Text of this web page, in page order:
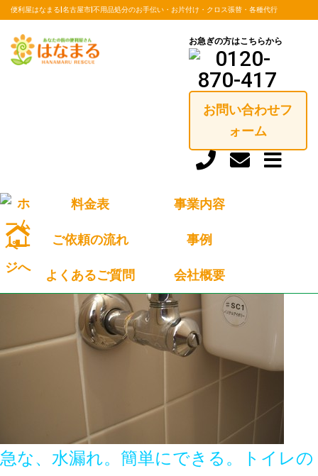
便利屋はなまる|名古屋市|不用品処分のお手伝い・お片付け・クロス張替・各種代行
お急ぎの方はこちらから
お問い合わせフ
ォーム
料金表 事業内容
ご依頼の流れ 事例
よくあるご質問 会社概要
トイレの水漏れ対処法（業者に修理してもらうまでの
対処法）
急な、水漏れ。簡単にできる。トイレの